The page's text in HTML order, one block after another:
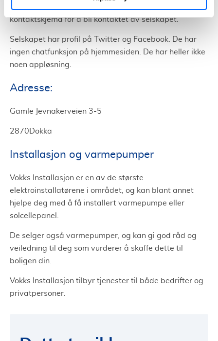
På hjemmesiden til Vokks kan du fylle ut et
kontaktskjema for å bli kontaktet av selskapet.
Selskapet har profil på Twitter og Facebook. De har
ingen chatfunksjon på hjemmesiden. De har heller ikke
noen appløsning.
Adresse:
Gamle Jevnakerveien 3-5
2870Dokka
Installasjon og varmepumper
Vokks Installasjon er en av de største
elektroinstallatørene i området, og kan blant annet
hjelpe deg med å få installert varmepumpe eller
solcellepanel.
De selger også varmepumper, og kan gi god råd og
veiledning til deg som vurderer å skaffe dette til
boligen din.
Vokks Installasjon tilbyr tjenester til både bedrifter og
privatpersoner.